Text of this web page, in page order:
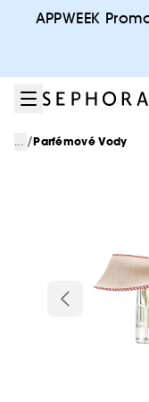
Přejít na hlavní
APPWEEK
... /Parfémové Vody